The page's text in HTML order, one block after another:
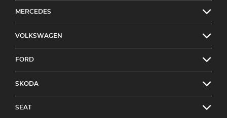
MERCEDES
VOLKSWAGEN
FORD
SKODA
SEAT